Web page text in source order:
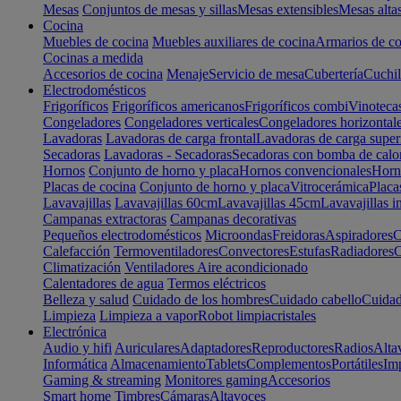
Mesas Conjuntos de mesas y sillasMesas extensiblesMesas
Cocina
Muebles de cocina Muebles auxiliares de cocinaArmarios de
Cocinas a medida
Accesorios de cocina MenajeServicio de mesaCubertería
Electrodomésticos
Frigoríficos Frigoríficos americanosFrigoríficos combi
Congeladores Congeladores verticalesCongeladores
Lavadoras Lavadoras de carga frontalLavadoras de carga
Secadoras Lavadoras - SecadorasSecadoras con bomba de
Hornos Conjunto de horno y placaHornos convencionales
Placas de cocina Conjunto de horno y placaVitrocerámica
Lavavajillas Lavavajillas 60cmLavavajillas 45cmLavavajillas
Campanas extractoras Campanas decorativas
Pequeños electrodomésticos MicroondasFreidorasAspiradores
Calefacción TermoventiladoresConvectoresEstufasRadiadores
Climatización Ventiladores Aire acondicionado
Calentadores de agua Termos eléctricos
Belleza y salud Cuidado de los hombresCuidado cabello
Limpieza Limpieza a vaporRobot limpiacristales
Electrónica
Audio y hifi AuricularesAdaptadoresReproductoresRadios
Informática AlmacenamientoTabletsComplementosPortátiles
Gaming & streaming Monitores gamingAccesorios
Smart home TimbresCámarasAltavoces